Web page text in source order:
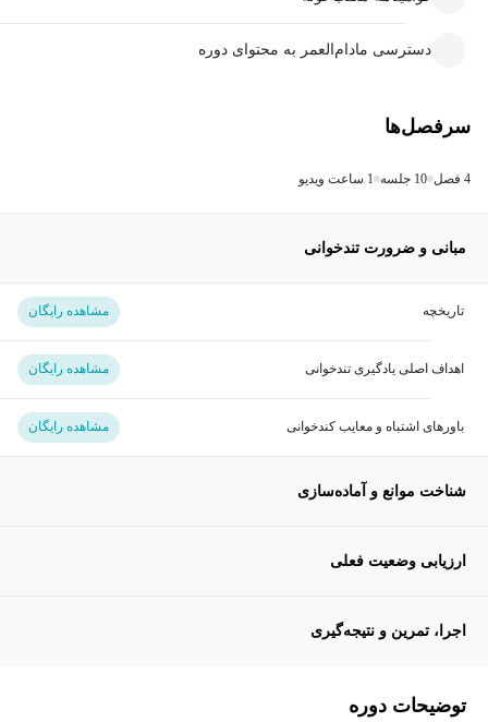
دسترسی مادام‌العمر به محتوای دوره
سرفصل‌ها
4 فصل 10 جلسه 1 ساعت ویدیو
مبانی و ضرورت تندخوانی
تاریخچه مشاهده رایگان
اهداف اصلی یادگیری تندخوانی مشاهده رایگان
باورهای اشتباه و معایب کندخوانی مشاهده رایگان
شناخت موانع و آماده‌سازی
ارزیابی وضعیت فعلی
اجرا، تمرین و نتیجه‌گیری
توضیحات دوره